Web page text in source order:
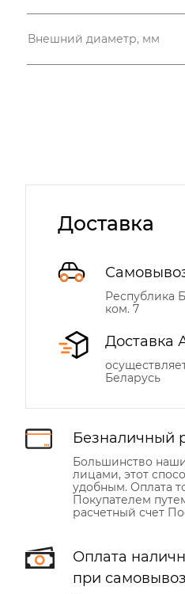
Внешний диаметр, мм
Доставка
Республика
ком. 7
Доставка
Беларусь
Безналичный
Большинство
лицами, этот
удобным. Оплата
Покупателем
расчетный счет
Оплата
при